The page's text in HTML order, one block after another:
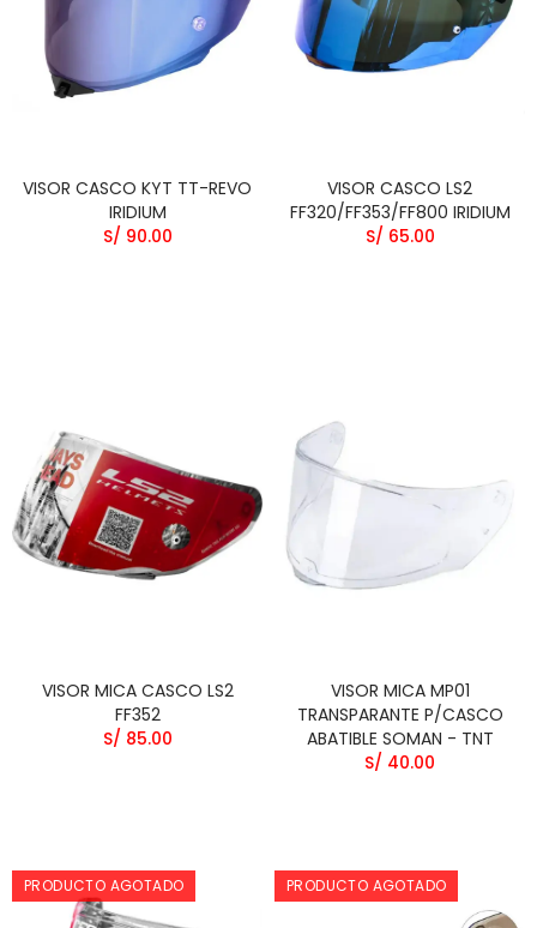
VISOR CASCO KYT TT-REVO
IRIDIUM
S/ 90.00
VISOR CASCO LS2
FF320/FF353/FF800 IRIDIUM
S/ 65.00
VISOR MICA CASCO LS2
FF352
S/ 85.00
VISOR MICA MP01
TRANSPARANTE P/CASCO
ABATIBLE SOMAN - TNT
S/ 40.00
PRODUCTO AGOTADO PRODUCTO AGOTADO